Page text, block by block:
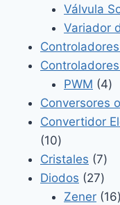
Válvula
Variador
PWM 44
Conversores
Convertidor
1010
productos
Cristales 77
Diodos 2727
Zener 16